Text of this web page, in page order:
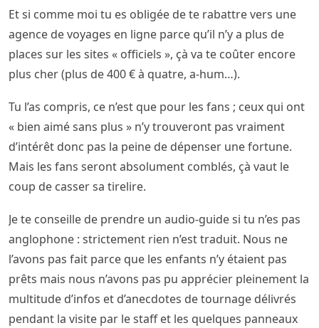
Et si comme moi tu es obligée de te rabattre vers une
agence de voyages en ligne parce qu’il n’y a plus de
places sur les sites « officiels », çà va te coûter encore
plus cher (plus de 400 € à quatre, a-hum…).
Tu l’as compris, ce n’est que pour les fans ; ceux qui ont
« bien aimé sans plus » n’y trouveront pas vraiment
d’intérêt donc pas la peine de dépenser une fortune.
Mais les fans seront absolument comblés, çà vaut le
coup de casser sa tirelire.
Je te conseille de prendre un audio-guide si tu n’es pas
anglophone : strictement rien n’est traduit. Nous ne
l’avons pas fait parce que les enfants n’y étaient pas
prêts mais nous n’avons pas pu apprécier pleinement la
multitude d’infos et d’anecdotes de tournage délivrés
pendant la visite par le staff et les quelques panneaux